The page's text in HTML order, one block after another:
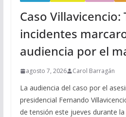
Caso Villavicencio:
incidentes
audiencia por el
agosto 7, 2026 Carol Barragán
La audiencia del caso por el
presidencial Fernando
de tensión este jueves durante la